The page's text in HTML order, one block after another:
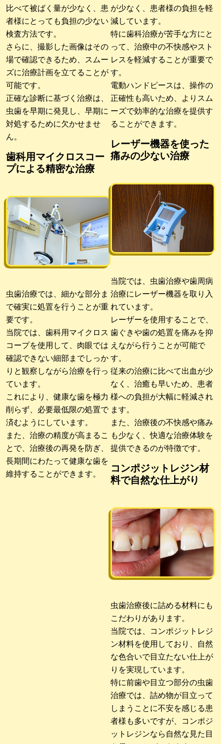
比べて被ばく量が少なく、患
者様にとっても負担の少ない
検査方法です。
さらに、撮影した画像はその
場で確認できるため、スムー
ズに治療計画を立てることが
可能です。
正確な診断に基づく治療は、
虫歯を早期に発見し、早期に
対処するために欠かせませ
ん。
歯科用マイクロスコー
プによる精密な治療
虫歯治療では、細かな部分ま
で確実に処置を行うことが重
要です。
当院では、歯科用マイクロス
コープを使用して、肉眼では
確認できない細部までしっか
りと観察しながら治療を行っ
ています。
これにより、健康な歯を極力
削らず、必要最低限の処置で
済むようにしています。
また、治療の精度が高まるこ
とで、治療後の再発を防ぎ、
長期間にわたって健康な歯を
維持することができます。
が少なく、患者様の負担を軽
減しています。
特に歯科治療が苦手な方にと
って、治療中の不快感やスト
レスを軽減することが重要で
す。
電動ハンドピースは、操作の
正確性も高いため、よりスム
ーズで効率的な治療を提供す
ることができます。
レーザー機器を使った
痛みの少ない治療
当院では、虫歯治療や歯周病
治療にレーザー機器を取り入
れています。
レーザーを使用することで、
歯ぐきや歯の処置を痛みを抑
えながら行うことが可能で
す。
従来の治療に比べて出血が少
なく、治癒も早いため、患者
様への負担が大幅に軽減され
ます。
また、治療後の不快感や痛み
も少なく、快適な治療体験を
提供できるのが特徴です。
コンポジットレジン材
料で自然な仕上がり
虫歯治療後に詰める材料にも
こだわりがあります。
当院では、コンポジットレジ
ン材料を使用しており、自然
な色合いで目立たない仕上が
りを実現しています。
特に前歯や目立つ部分の虫歯
治療では、詰め物が目立って
しまうことに不安を感じる患
者様も多いですが、コンポジ
ットレジンなら自然な見た目